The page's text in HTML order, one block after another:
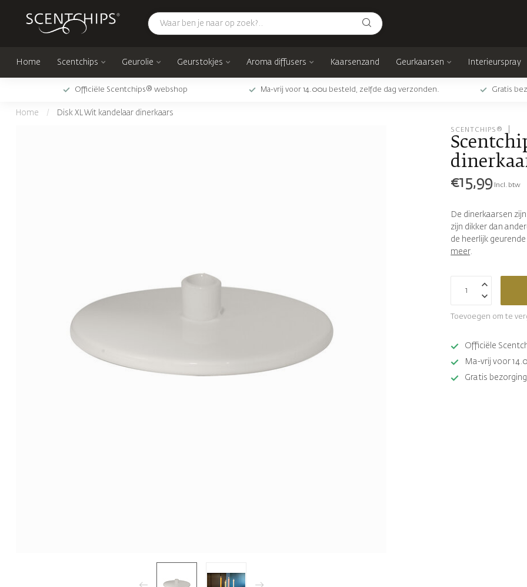
Home Scentchips Geurolie Geurstokjes Aroma diffusers Kaarsenzand Geurkaarsen Interieurspray
Officiële Scentchips® webshop Ma-vrij voor 14.00u besteld, zelfde dag verzonden. Gratis
Home / Disk XL Wit kandelaar dinerkaars
SCENTCHIPS®
€15,99 Incl. btw
De dinerkaarsen
zijn dikker dan
de heerlijk
meer.
Toevoegen om te
Officiële
Ma-vrij voor
Gratis